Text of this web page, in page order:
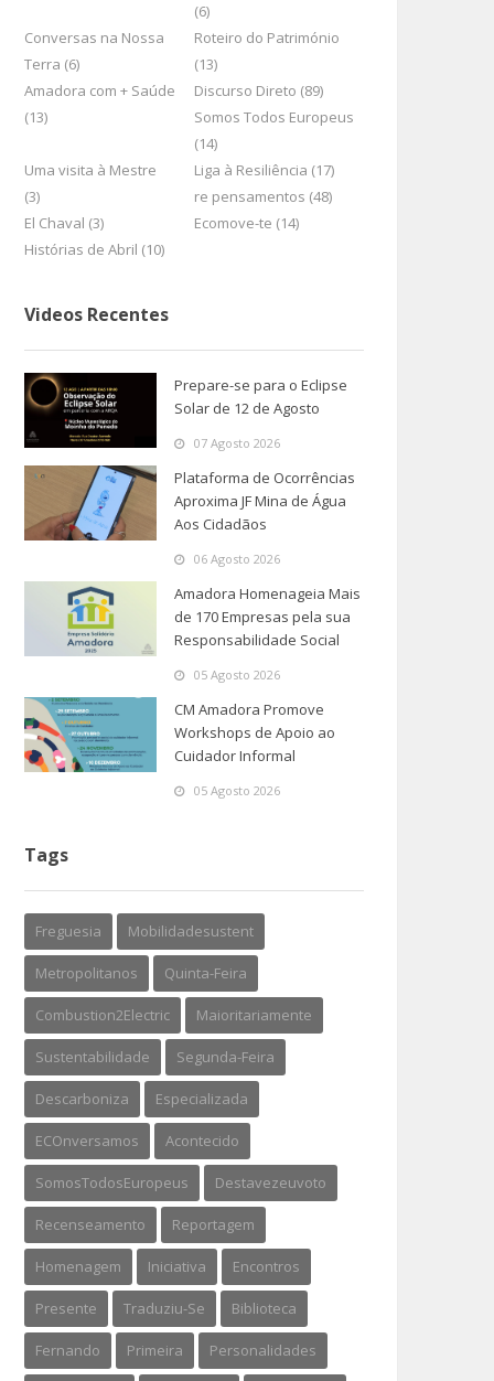
(6)
Conversas na Nossa
Terra (6)
Roteiro do Património
(13)
Amadora com + Saúde
(13)
Discurso Direto (89)
Somos Todos Europeus
(14)
Uma visita à Mestre
(3)
Liga à Resiliência (17)
re pensamentos (48)
El Chaval (3)
Ecomove-te (14)
Histórias de Abril (10)
Videos Recentes
Prepare-se para o Eclipse
Solar de 12 de Agosto
07 Agosto 2026
Plataforma de Ocorrências
Aproxima JF Mina de Água
Aos Cidadãos
06 Agosto 2026
Amadora Homenageia Mais
de 170 Empresas pela sua
Responsabilidade Social
05 Agosto 2026
CM Amadora Promove
Workshops de Apoio ao
Cuidador Informal
05 Agosto 2026
Tags
Freguesia Mobilidadesustent
Metropolitanos Quinta-Feira
Combustion2Electric Maioritariamente
Sustentabilidade Segunda-Feira
Descarboniza Especializada
ECOnversamos Acontecido
SomosTodosEuropeus Destavezeuvoto
Recenseamento Reportagem
Homenagem Iniciativa Encontros
Presente Traduziu-Se Biblioteca
Fernando Primeira Personalidades